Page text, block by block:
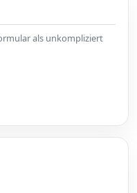
als unkompliziert